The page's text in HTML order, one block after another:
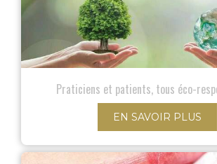
Praticiens et patients, tous éco-
EN SAVOIR PLUS